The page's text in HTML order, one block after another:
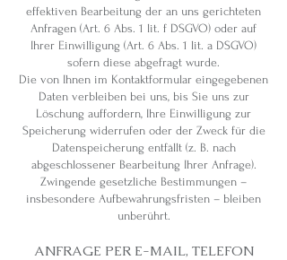
effektiven Bearbeitung der an uns gerichteten
Anfragen (Art. 6 Abs. 1 lit. f DSGVO) oder auf
Ihrer Einwilligung (Art. 6 Abs. 1 lit. a DSGVO)
sofern diese abgefragt wurde.
Die von Ihnen im Kontaktformular eingegebenen
Daten verbleiben bei uns, bis Sie uns zur
Löschung auffordern, Ihre Einwilligung zur
Speicherung widerrufen oder der Zweck für die
Datenspeicherung entfällt (z. B. nach
abgeschlossener Bearbeitung Ihrer Anfrage).
Zwingende gesetzliche Bestimmungen –
insbesondere Aufbewahrungsfristen – bleiben
unberührt.
ANFRAGE PER E-MAIL, TELEFON